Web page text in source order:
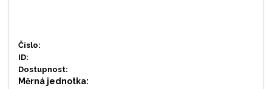
Číslo:
ID:
Dostupnost:
Měrná jednotka: